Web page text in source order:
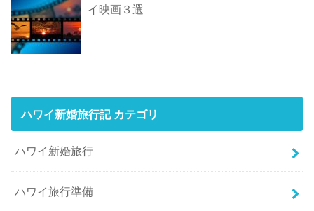
イ映画３選
ハワイ新婚旅行記 カテゴリ
ハワイ新婚旅行
ハワイ旅行準備